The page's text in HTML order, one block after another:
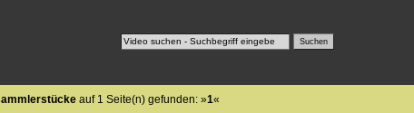
auf 1 Seite(n) gefunden: »1«